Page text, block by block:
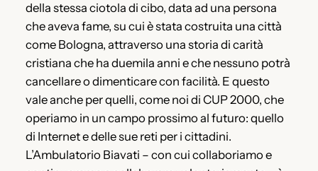
della stessa ciotola di cibo, data ad una persona
che aveva fame, su cui è stata costruita una città
come Bologna, attraverso una storia di carità
cristiana che ha duemila anni e che nessuno potrà
cancellare o dimenticare con facilità. E questo
vale anche per quelli, come noi di CUP 2000, che
operiamo in un campo prossimo al futuro: quello
di Internet e delle sue reti per i cittadini.
L’Ambulatorio Biavati – con cui collaboriamo e